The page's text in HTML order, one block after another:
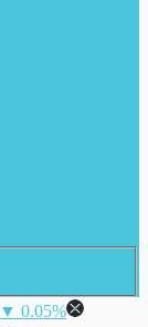
▼ 0.05%